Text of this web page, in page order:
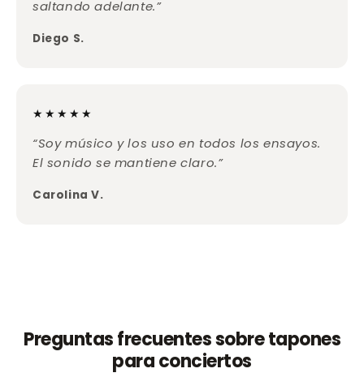
saltando adelante.”
Diego S.
★★★★★
“Soy músico y los uso en todos los ensayos.
El sonido se mantiene claro.”
Carolina V.
Preguntas frecuentes sobre tapones
para conciertos